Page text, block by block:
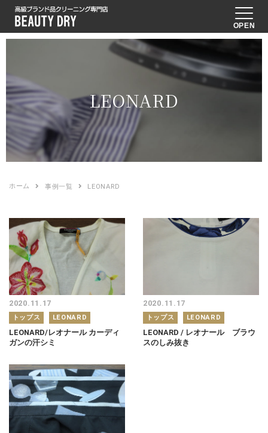
OPEN
LEONARD
ホーム 事例一覧 LEONARD
2020.11.17
トップス LEONARD
LEONARD/レオナール カーディ
ガンの汗シミ
2020.11.17
トップス LEONARD
LEONARD / レオナール ブラウ
スのしみ抜き